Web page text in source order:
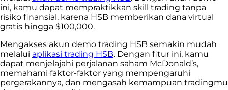
ini, kamu dapat mempraktikkan skill trading tanpa
risiko finansial, karena HSB memberikan dana virtual
gratis hingga $100,000.
Mengakses akun demo trading HSB semakin mudah
melalui aplikasi trading HSB. Dengan fitur ini, kamu
dapat menjelajahi perjalanan saham McDonald’s,
memahami faktor-faktor yang mempengaruhi
pergerakannya, dan mengasah kemampuan tradingmu